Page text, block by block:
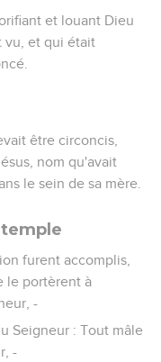
et louant Dieu
vu, et qui était
être circoncis,
nom qu'avait
le sein de sa mère.
furent accomplis,
le portèrent à
-
Seigneur : Tout mâle
-